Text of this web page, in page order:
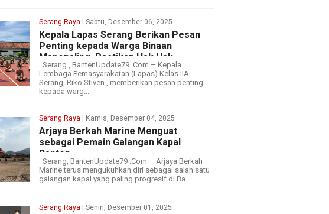
Serang Raya | Sabtu, Desember 06, 2025
Kepala Lapas Serang Berikan Pesan
Penting kepada Warga Binaan
Mapenaling, Pastikan Hak Hak
Terpenuhi
Serang , BantenUpdate79 .Com – Kepala
Lembaga Pemasyarakatan (Lapas) Kelas IIA
Serang, Riko Stiven , memberikan pesan penting
kepada warg...
Serang Raya | Kamis, Desember 04, 2025
Arjaya Berkah Marine Menguat
sebagai Pemain Galangan Kapal
Banten
Serang, BantenUpdate79 .Com – Arjaya Berkah
Marine terus mengukuhkan diri sebagai salah satu
galangan kapal yang paling progresif di Ba...
Serang Raya | Senin, Desember 01, 2025